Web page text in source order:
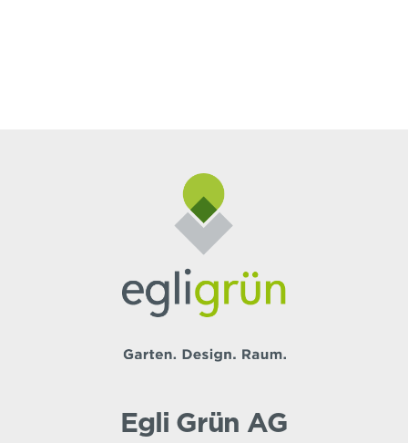
Egli Grün AG